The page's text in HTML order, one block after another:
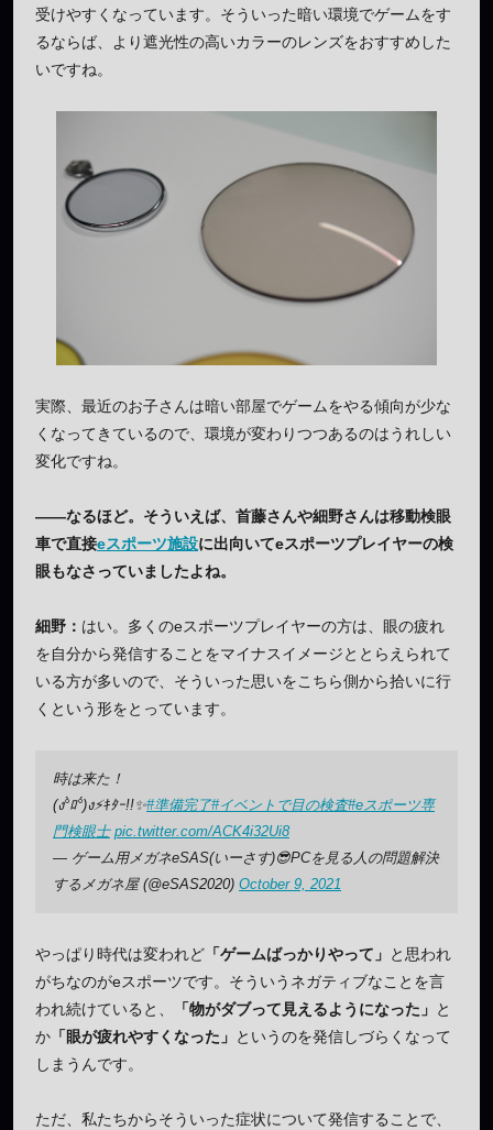
受けやすくなっています。そういった暗い環境でゲームをす
るならば、より遮光性の高いカラーのレンズをおすすめした
いですね。
実際、最近のお子さんは暗い部屋でゲームをやる傾向が少な
くなってきているので、環境が変わりつつあるのはうれしい
変化ですね。
——なるほど。そういえば、首藤さんや細野さんは移動検眼
車で直接eスポーツ施設に出向いてeスポーツプレイヤーの検
眼もなさっていましたよね。
細野： はい。多くのeスポーツプレイヤーの方は、眼の疲れ
を自分から発信することをマイナスイメージととらえられて
いる方が多いので、そういった思いをこちら側から拾いに行
くという形をとっています。
時は来た！
(ง°̀ﾛ°́)ง⚡ｷﾀｰ!!✨#準備完了#イベントで目の検査#eスポーツ専
門検眼士 pic.twitter.com/ACK4i32Ui8
— ゲーム用メガネeSAS(いーさす)😎PCを見る人の問題解決
するメガネ屋 (@eSAS2020) October 9, 2021
やっぱり時代は変われど 「ゲームばっかりやって」 と思われ
がちなのがeスポーツです。そういうネガティブなことを言
われ続けていると、
「物がダブって見えるようになった」 と
か 「眼が疲れやすくなった」 というのを発信しづらくなって
しまうんです。
ただ、私たちからそういった症状について発信することで、